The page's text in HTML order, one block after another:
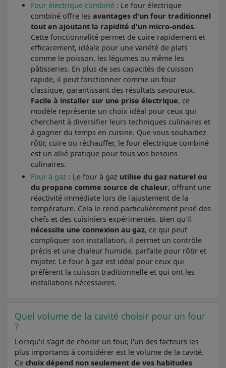
Four électrique combiné : Le four électrique
combiné offre les avantages d'un four traditionnel
tout en ajoutant la rapidité d'un micro-ondes.
Cette fonctionnalité permet de cuire rapidement et
efficacement, idéale pour une variété de plats
comme le poisson, les légumes ou même les
pâtisseries. En plus de ses capacités de cuisson
rapide, il peut fonctionner comme un four
classique, garantissant des résultats savoureux.
Facile à installer sur une prise électrique, ce
modèle représente un choix idéal pour ceux qui
cherchent à diversifier leurs techniques culinaires et
à gagner du temps en cuisine. Que vous souhaitiez
rôtir, cuire ou réchauffer, le four électrique combiné
est un allié pratique pour tous vos besoins
culinaires.
Four à gaz : Le four à gaz utilise du gaz naturel ou
du propane comme source de chaleur, offrant une
réactivité immédiate lors de l'ajustement de la
température. Cela le rend particulièrement prisé des
chefs et des cuisiniers expérimentés. Bien qu'il
nécessite une connexion au gaz, ce qui peut
compliquer son installation, il permet un contrôle
précis et une chaleur humide, parfaite pour rôtir et
mijoter. Le four à gaz est idéal pour ceux qui
préfèrent la cuisson traditionnelle et qui ont les
installations nécessaires.
Quel volume de la cavité choisir pour un four
?
Lorsqu'il s'agit de choisir un four, l'un des facteurs les
plus importants à considérer est le volume de la cavité.
Ce choix dépend non seulement de vos habitudes